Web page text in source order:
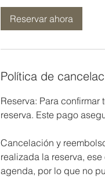
Reservar ahora
Política de
Reserva: Para
reserva. Este pago
Cancelación y
realizada la reserva,
agenda, por lo que no